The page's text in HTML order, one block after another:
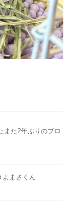
また2年ぶりのブロ
よまさくん